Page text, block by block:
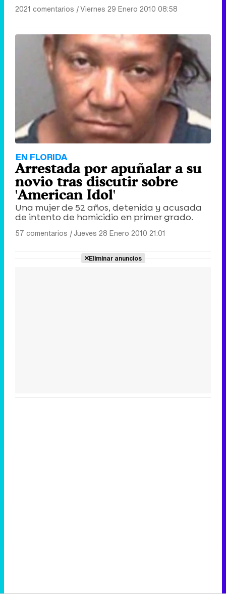
2021 comentarios |Viernes 29 Enero 2010 08:58
EN FLORIDA
Arrestada por apuñalar a su
novio tras discutir sobre
'American Idol'
Una mujer de 52 años, detenida y acusada
de intento de homicidio en primer grado.
57 comentarios |Jueves 28 Enero 2010 21:01
Eliminar anuncios